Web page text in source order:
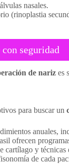
nasales.
(rinoplastia
seguridad
de nariz es
para buscar un
anuales,
ofrecen
y
de cada